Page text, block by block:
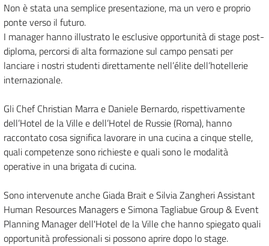
Non è stata una semplice presentazione, ma un vero e proprio
ponte verso il futuro.
I manager hanno illustrato le esclusive opportunità di stage post-
diploma, percorsi di alta formazione sul campo pensati per
lanciare i nostri studenti direttamente nell’élite dell’hotellerie
internazionale.
Gli Chef Christian Marra e Daniele Bernardo, rispettivamente
dell’Hotel de la Ville e dell’Hotel de Russie (Roma), hanno
raccontato cosa significa lavorare in una cucina a cinque stelle,
quali competenze sono richieste e quali sono le modalità
operative in una brigata di cucina.
Sono intervenute anche Giada Brait e Silvia Zangheri Assistant
Human Resources Managers e Simona Tagliabue Group & Event
Planning Manager dell'Hotel de la Ville che hanno spiegato quali
opportunità professionali si possono aprire dopo lo stage.